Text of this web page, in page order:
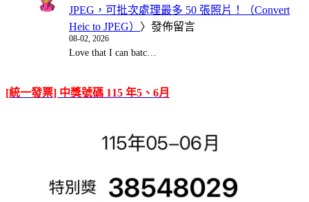
JPEG，可批次處理最多 50 張照片！（Convert
Heic to JPEG） 〉發佈留言
08-02, 2026
Love that I can batc…
[統一發票] 中獎號碼 115 年5、6月